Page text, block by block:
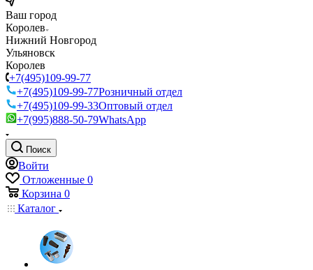
Ваш город
Королев
Нижний Новгород
Ульяновск
Королев
+7(495)109-99-77
+7(495)109-99-77Розничный отдел
+7(495)109-99-33Оптовый отдел
+7(995)888-50-79WhatsApp
Поиск
Войти
Отложенные 0
Корзина 0
Каталог